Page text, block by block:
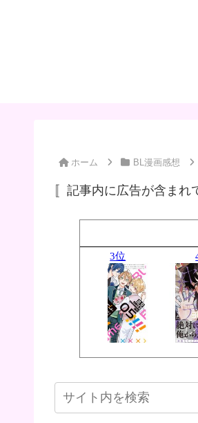
ホーム BL漫画感想
〚記事内に広告が含まれ